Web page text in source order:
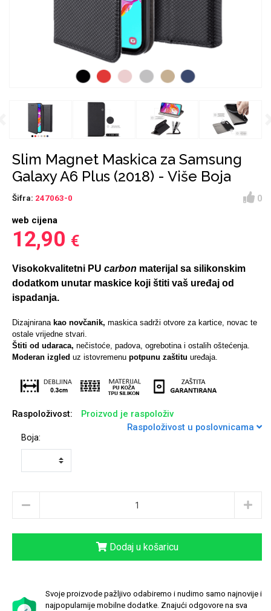
Slim Magnet Maskica za Samsung
Galaxy A6 Plus (2018) - Više Boja
Šifra: 247063-0
0
web cijena
12,90 €
Visokokvalitetni PU carbon materijal sa silikonskim
dodatkom unutar maskice koji štiti vaš uređaj od
ispadanja.
Dizajnirana kao novčanik, maskica sadrži otvore za kartice, novac te
ostale vrijedne stvari.
Štiti od udaraca, nečistoće, padova, ogrebotina i ostalih oštećenja.
Moderan izgled uz istovremenu potpunu zaštitu uređaja.
Raspoloživost:
Proizvod je raspoloživ
Raspoloživost u poslovnicama
Boja:
Dodaj u košaricu
Svoje proizvode pažljivo odabiremo i nudimo samo najnovije i
najpopularnije mobilne dodatke. Znajući odgovore na sva
Babe Šaljivi motivi
Croatos
Najprodavanije - TOP
Gym
Sleng
Životinjsko carstvo Takeoff
Huawei Samsung
Xiaomi Punjači za mobitel
Spigen maskice
Univerzalne futrole i
maskice
Huawei Sony
Držači za romobil Držači za ruku
Ostali držači
USB kablovi HDMI kabel
AUX kablovi Adapteri za mobitel
FM Transmitteri HI-FI linije